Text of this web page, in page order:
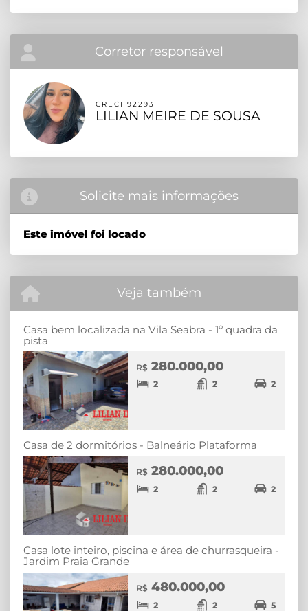
Corretor responsável
CRECI 92293
LILIAN MEIRE DE SOUSA
Solicite mais informações
Este imóvel foi locado
Veja também
Casa bem localizada na Vila Seabra - 1º quadra da
pista
R$ 280.000,00
2 2 2
Casa de 2 dormitórios - Balneário Plataforma
R$ 280.000,00
2 2 2
Casa lote inteiro, piscina e área de churrasqueira -
Jardim Praia Grande
R$ 480.000,00
2 2 5